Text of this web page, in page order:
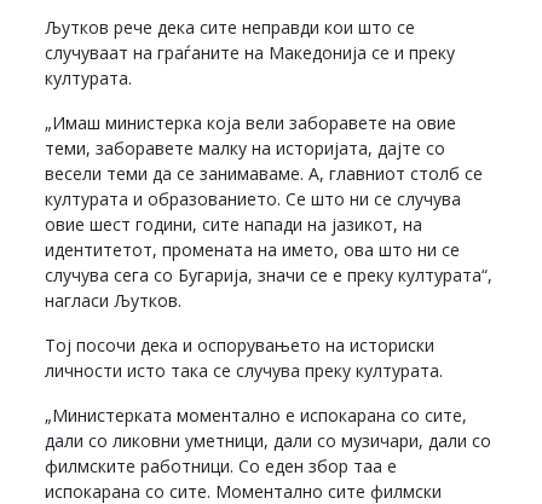
Љутков рече дека сите неправди кои што се
случуваат на граѓаните на Македонија се и преку
културата.
„Имаш министерка која вели заборавете на овие
теми, заборавете малку на историјата, дајте со
весели теми да се занимаваме. А, главниот столб се
културата и образованието. Се што ни се случува
овие шест години, сите напади на јазикот, на
идентитетот, промената на името, ова што ни се
случува сега со Бугарија, значи се е преку културата“,
нагласи Љутков.
Тој посочи дека и оспорувањето на историски
личности исто така се случува преку културата.
„Министерката моментално е испокарана со сите,
дали со ликовни уметници, дали со музичари, дали со
филмските работници. Со еден збор таа е
испокарана со сите. Моментално сите филмски